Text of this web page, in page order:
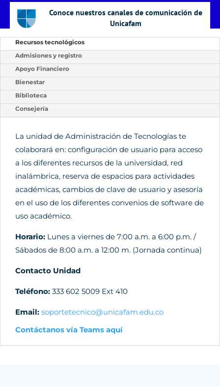
Conoce nuestros canales de comunicación de
Unicafam
Recursos tecnológicos
Admisiones y registro
Apoyo Financiero
Bienestar
Biblioteca
Consejería
La unidad de Administración de Tecnologías te
colaborará en: configuración de usuario para acceso
a los diferentes recursos de la universidad, red
inalámbrica, reserva de espacios para actividades
académicas, cambios de clave de usuario y asesoría
en el uso de los diferentes convenios de software de
uso académico.
Horario: Lunes a viernes de 7:00 a.m. a 6:00 p.m. /
Sábados de 8:00 a.m. a 12:00 m. (Jornada continua)
Contacto Unidad
Teléfono: 333 602 5009 Ext 410
Email: soportetecnico@unicafam.edu.co
Contáctanos vía Teams aquí